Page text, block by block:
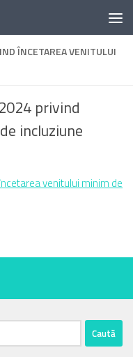
ÎNCETAREA VENITULUI
privind
incluziune
venitului minim de